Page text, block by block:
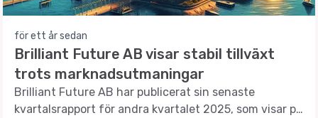
för ett år sedan
Brilliant Future AB visar stabil tillväxt
trots marknadsutmaningar
Brilliant Future AB har publicerat sin senaste
kvartalsrapport för andra kvartalet 2025, som visar på